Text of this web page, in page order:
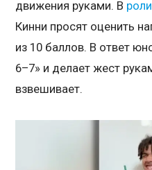
движения руками. В
Кинни просят оценить
из 10 баллов. В ответ
6–7» и делает жест
взвешивает.